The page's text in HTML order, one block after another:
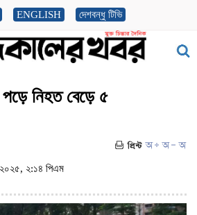
ENGLISH দেশবন্ধু টিভি
পড়ে নিহত বেড়ে ৫
২০২৫, ২:১৪ পিএম